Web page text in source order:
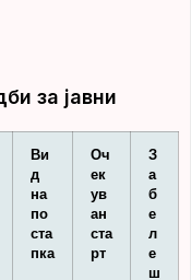
за јавни
Ви
д
на
по
ста
пка
Оч
ек
ув
ан
ста
рт
З
а
б
е
л
е
ш